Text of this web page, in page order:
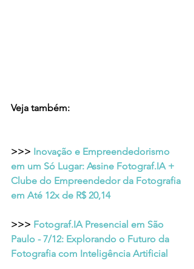
Veja também:
>>> Inovação e Empreendedorismo
em um Só Lugar: Assine Fotograf.IA +
Clube do Empreendedor da Fotografia
em Até 12x de R$ 20,14
>>> Fotograf.IA Presencial em São
Paulo - 7/12: Explorando o Futuro da
Fotografia com Inteligência Artificial